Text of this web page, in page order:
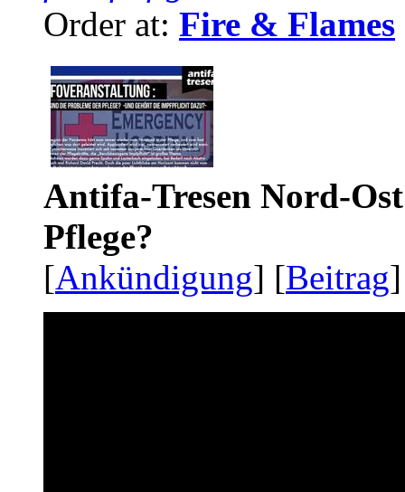
Order at: Fire & Flames
Antifa-Tresen Nord-
Pflege?
[Ankündigung] [Beitrag